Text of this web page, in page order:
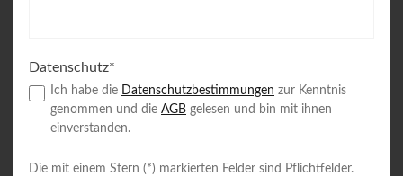
Datenschutz*
Ich habe die Datenschutzbestimmungen zur Kenntnis
genommen und die AGB gelesen und bin mit ihnen
einverstanden.
Die mit einem Stern (*) markierten Felder sind Pflichtfelder.